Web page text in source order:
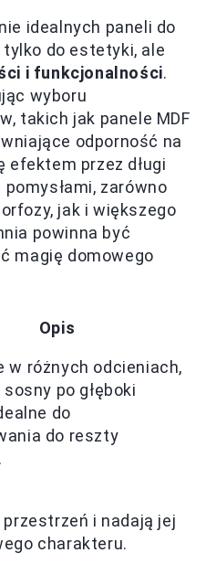
idealnych paneli do
do estetyki, ale
i funkcjonalności.
wyboru
takich jak panele MDF
odporność na
efektem przez długi
zarówno
jak i większego
powinna być
magię domowego
Opis
w różnych odcieniach,
po głęboki
do
do reszty
przestrzeń i nadają jej
charakteru.